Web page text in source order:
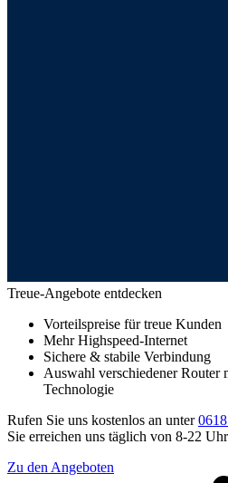
Treue-Angebote entdecken
Vorteilspreise für treue Kunden
Mehr Highspeed-Internet
Sichere & stabile Verbindung
Auswahl verschiedener Router
Technologie
Rufen Sie uns kostenlos an unter
Sie erreichen uns täglich von 8-22
Zu den Angeboten